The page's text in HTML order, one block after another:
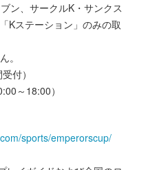
ン、サークルK・サンクス
Kステーション」のみの取
。
付）
～18:00）
sports/emperorscup/